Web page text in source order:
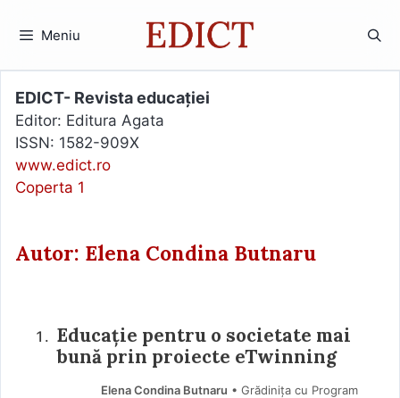
Meniu
EDICT- Revista educației
Editor: Editura Agata
ISSN: 1582-909X
www.edict.ro
Coperta 1
Autor: Elena Condina Butnaru
Educație pentru o societate mai
bună prin proiecte eTwinning
Elena Condina Butnaru • Grădinița cu Program